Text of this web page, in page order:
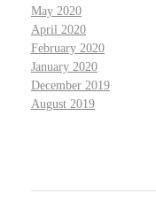
May 2020
April 2020
February 2020
January 2020
December 2019
August 2019